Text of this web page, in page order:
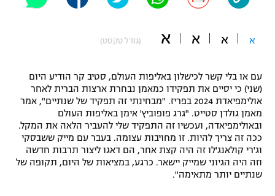
תקנון משתתפים וזוכים בפרסים
תקנון עבור פעילות אלקטרה
תקנון עבור פעילות ספורט 1 – "מרלן"
טניס
גיימינג E-Sports
כדורמים
פוטבול אמריקאי NFL
בייסבול MLB
ספורט אתגרי ואקסטרים
א א א א (גודל טקסט)
עם או בלי קשר לכישלון באליפות העולם, סטיב קר הודיע היום
(שני) כי יסיים את תפקידו כמאמן נבחרת ארצות הברית לאחר
אולימפיאדת 2024 בפריז. "מבחינתי זה תפקיד של שנתיים", אמר
מאמן גולדן סטייט. "גרג פופוביץ' אימן באליפות העולם
ובאולימפיאדה, ועכשיו זה התפקיד שלי להעביר הלאה את המקל.
ככה זה צריך להיות. זו מחויבות עצומה. בעבר עם מייק ששבסקי
וג'רי קולאנג'לו זה היה קצת אחר, הם דאגו ליצור תרבות חדשה
וזה היה הגיוני שמייק יישאר. כרגע, במציאות של היום, תקופה של
שנתיים יותר מתאימה".